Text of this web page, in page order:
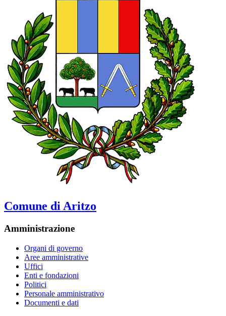
Comune di Aritzo
Amministrazione
Organi di governo
Aree amministrative
Uffici
Enti e fondazioni
Politici
Personale amministrativo
Documenti e dati